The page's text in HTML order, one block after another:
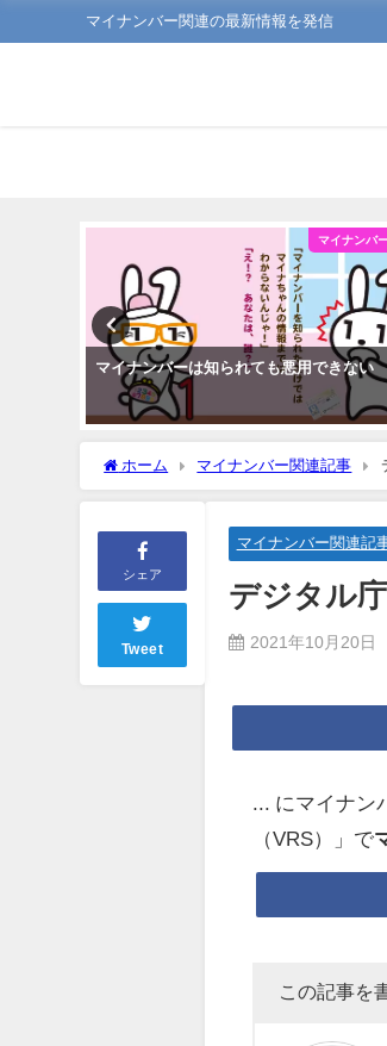
マイナンバー関連の最新情報を発信
マイナンバ
マイナンバーは知られても悪用できない
ホーム マイナンバー関連記事
シェア
Tweet
マイナンバー関連記
デジタル
2021年10月20日
... にマイナ
（VRS）」で
この記事を